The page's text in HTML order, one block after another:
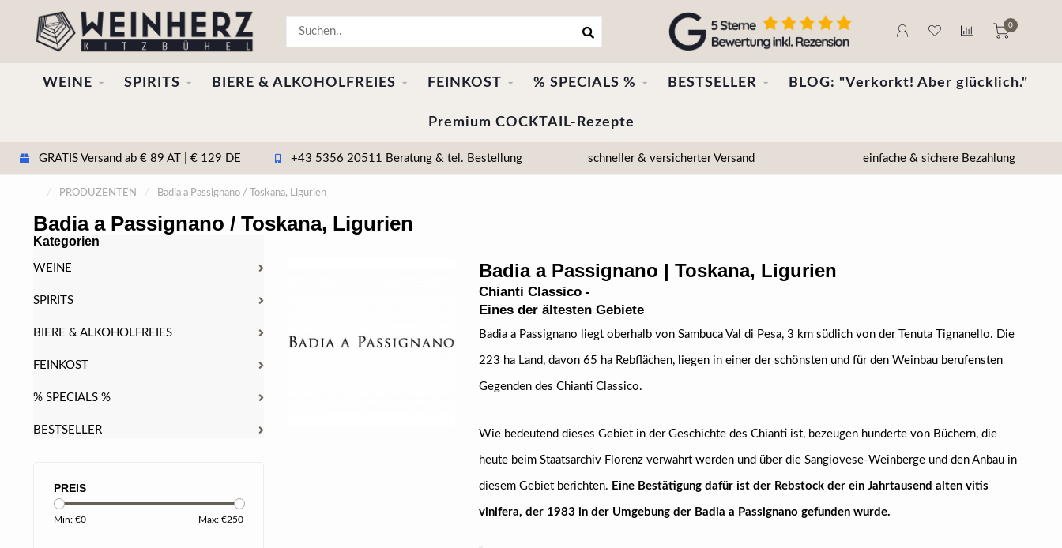
0
WEINE SPIRITS BIERE & ALKOHOLFREIES FEINKOST % SPECIALS % BESTSELLER BLOG: "Verkorkt! Aber glücklich."
Premium COCKTAIL-Rezepte
GRATIS Versand ab € 89 AT | € 129 DE +43 5356 20511 Beratung & tel. Bestellung schneller & versicherter Versand einfache & sichere Bezahlung
/ PRODUZENTEN / Badia a Passignano / Toskana, Ligurien
Badia a Passignano / Toskana, Ligurien
PREIS
Min: €0 Max: €250
Kategorien
WEINE
SPIRITS
BIERE & ALKOHOLFREIES
FEINKOST
% SPECIALS %
BESTSELLER
Badia a Passignano | Toskana, Ligurien
Chianti Classico -
Eines der ältesten Gebiete
Badia a Passignano liegt oberhalb von Sambuca Val di Pesa, 3 km südlich von der Tenuta Tignanello. Die
223 ha Land, davon 65 ha Rebflächen, liegen in einer der schönsten und für den Weinbau berufensten
Gegenden des Chianti Classico.
Wie bedeutend dieses Gebiet in der Geschichte des Chianti ist, bezeugen hunderte von Büchern, die
heute beim Staatsarchiv Florenz verwahrt werden und über die Sangiovese-Weinberge und den Anbau in
diesem Gebiet berichten. Eine Bestätigung dafür ist der Rebstock der ein Jahrtausend alten vitis
vinifera, der 1983 in der Umgebung der Badia a Passignano gefunden wurde.